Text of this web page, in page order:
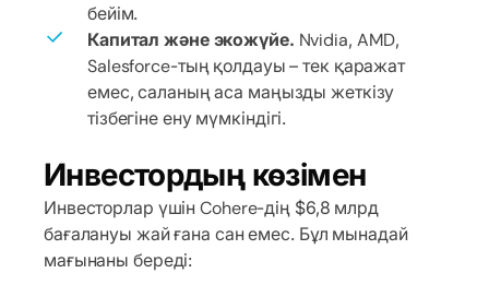
бейім.
Капитал және экожүйе. Nvidia, AMD,
Salesforce-тың қолдауы – тек қаражат
емес, саланың аса маңызды жеткізу
тізбегіне ену мүмкіндігі.
Инвестордың көзімен
Инвесторлар үшін Cohere-дің $6,8 млрд
бағалануы жай ғана сан емес. Бұл мынадай
мағынаны береді: